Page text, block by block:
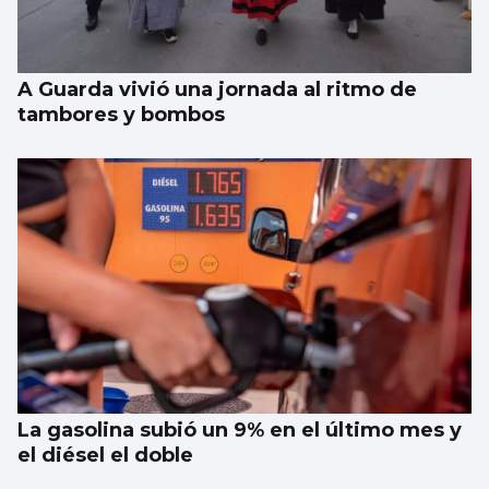
A Guarda vivió una jornada al ritmo de
tambores y bombos
La gasolina subió un 9% en el último mes y
el diésel el doble